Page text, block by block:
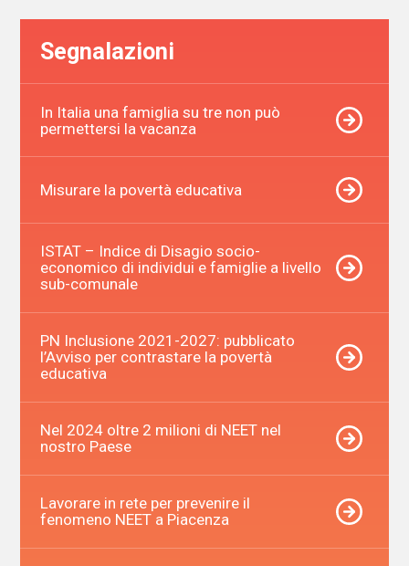
Segnalazioni
In Italia una famiglia su tre non può
permettersi la vacanza
Misurare la povertà educativa
ISTAT – Indice di Disagio socio-
economico di individui e famiglie a livello
sub-comunale
PN Inclusione 2021-2027: pubblicato
l’Avviso per contrastare la povertà
educativa
Nel 2024 oltre 2 milioni di NEET nel
nostro Paese
Lavorare in rete per prevenire il
fenomeno NEET a Piacenza